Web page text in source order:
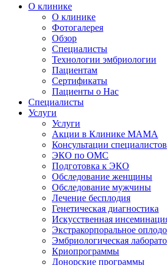
О клинике
О клинике
Фотогалерея
Обзор
Специалисты
Технологии эмбриологии
Пациентам
Сертификаты
Пациенты о Нас
Специалисты
Услуги
Услуги
Акции в Клинике МАМА
Консультации специалистов
ЭКО по ОМС
Подготовка к ЭКО
Обследование женщины
Обследование мужчины
Лечение бесплодия
Генетическая диагностика
Искусственная
Экстракорпоральное
Эмбриологическая
Криопрограммы
Донорские программы